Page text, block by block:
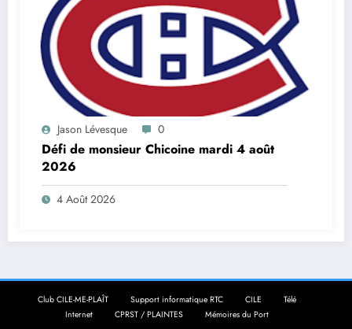
Jason Lévesque 0
Défi de monsieur Chicoine mardi 4 août
2026
4 Août 2026
Club CILE-ME-PLAÎT Support informatique RTC CILE
Télé
Internet
CPRST / PLAINTES Mémoires du Port